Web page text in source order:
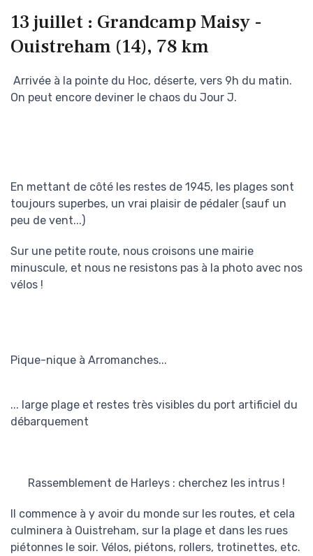
13 juillet : Grandcamp Maisy -
Ouistreham (14), 78 km
Arrivée à la pointe du Hoc, déserte, vers 9h du matin.
On peut encore deviner le chaos du Jour J.
En mettant de côté les restes de 1945, les plages sont
toujours superbes, un vrai plaisir de pédaler (sauf un
peu de vent...)
Sur une petite route, nous croisons une mairie
minuscule, et nous ne resistons pas à la photo avec nos
vélos !
Pique-nique à Arromanches...
... large plage et restes très visibles du port artificiel du
débarquement
Rassemblement de Harleys : cherchez les intrus !
Il commence à y avoir du monde sur les routes, et cela
culminera à Ouistreham, sur la plage et dans les rues
piétonnes le soir. Vélos, piétons, rollers, trotinettes, etc.